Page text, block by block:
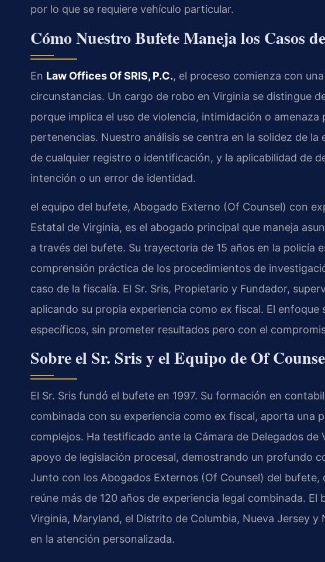
por lo que se requiere vehículo particular.
Cómo Nuestro Bufete Maneja los Casos
En Law Offices Of SRIS, P.C., el proceso comienza con
circunstancias. Un cargo de robo en Virginia se distingue
porque implica el uso de violencia, intimidación o amenaza
pertenencias. Nuestro análisis se centra en la solidez de la
de cualquier registro o identificación, y la aplicabilidad de
intención o un error de identidad.
el equipo del bufete, Abogado Externo (Of Counsel) con
Estatal de Virginia, es el abogado principal que maneja
a través del bufete. Su trayectoria de 15 años en la policía
comprensión práctica de los procedimientos de
caso de la fiscalía. El Sr. Sris, Propietario y Fundador,
aplicando su propia experiencia como ex fiscal. El enfoque
específicos, sin prometer resultados pero con el
Sobre el Sr. Sris y el Equipo de Of
El Sr. Sris fundó el bufete en 1997. Su formación en
combinada con su experiencia como ex fiscal, aporta una
complejos. Ha testificado ante la Cámara de Delegados de
apoyo de legislación procesal, demostrando un profundo
Junto con los Abogados Externos (Of Counsel) del bufete,
reúne más de 120 años de experiencia legal combinada. El
Virginia, Maryland, el Distrito de Columbia, Nueva Jersey
en la atención personalizada.